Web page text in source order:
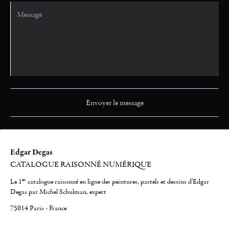
Edgar Degas
CATALOGUE RAISONNÉ NUMÉRIQUE
Le 1er catalogue raisonné en ligne des peintures, pastels et dessins d'Edgar
Degas par Michel Schulman, expert
75014 Paris - France